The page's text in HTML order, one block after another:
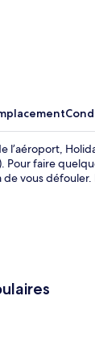
l’aéroport,
Pour faire
vous